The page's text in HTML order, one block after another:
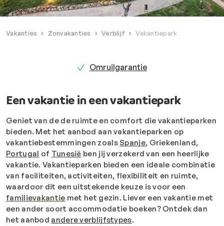
Vakanties Zonvakanties Verblijf Vakantiepark
Omruilgarantie
Een vakantie in een vakantiepark
Geniet van de de ruimte en comfort die vakantieparken
bieden. Met het aanbod aan vakantieparken op
vakantiebestemmingen zoals Spanje, Griekenland,
Portugal of Tunesië ben jij verzekerd van een heerlijke
vakantie. Vakantieparken bieden een ideale combinatie
van faciliteiten, activiteiten, flexibiliteit en ruimte,
waardoor dit een uitstekende keuze is voor een
familievakantie met het gezin. Liever een vakantie met
een ander soort accommodatie boeken? Ontdek dan
het aanbod andere verblijfstypes.